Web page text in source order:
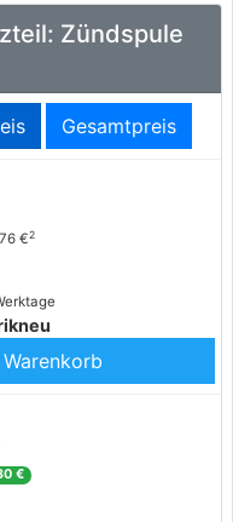
Zündspule
Gesamtpreis
€2
Warenkorb
€